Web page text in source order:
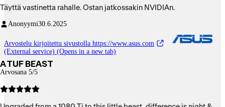
Täyttä vastinetta rahalle. Ostan jatkossakin NVIDIAn.
Anonyymi30.6.2025
Arvostelu kirjoitettu sivustolla https://www.asus.com
(External service) (Opens in a new tab)
A TUF BEAST
Arvosana 5/5